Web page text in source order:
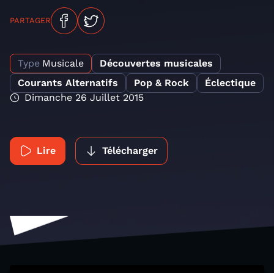
PARTAGER
Type Musicale
Découvertes musicales
Courants Alternatifs
Pop & Rock
Éclectique
Dimanche 26 Juillet 2015
Lire Télécharger